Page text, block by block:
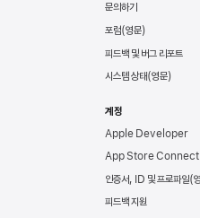
문의하기
포럼
피드백 및 버그 리포트
시스템 상태
계정
Apple Developer
App Store Connect
인증서, ID 및 프로파일
피드백 지원